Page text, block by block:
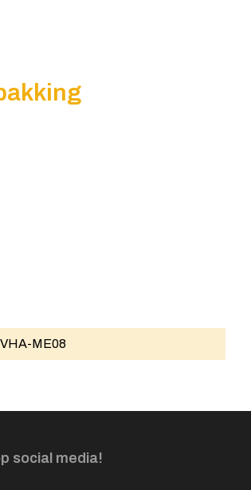
VHA-ME08
social media!